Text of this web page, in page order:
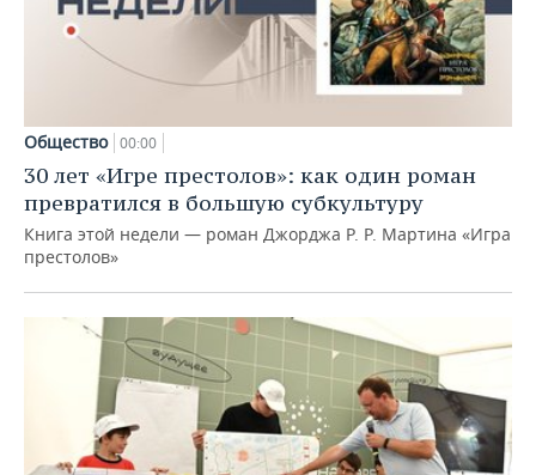
Общество 00:00
30 лет «Игре престолов»: как один роман
превратился в большую субкультуру
Книга этой недели — роман Джорджа Р. Р. Мартина «Игра
престолов»